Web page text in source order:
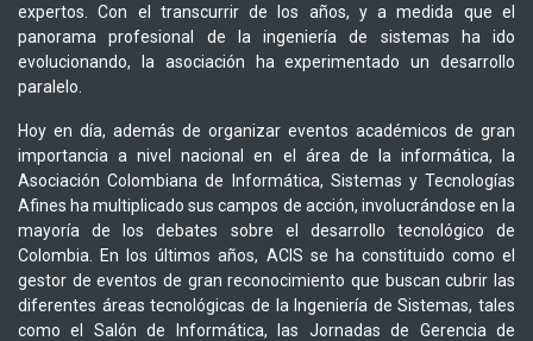
expertos. Con el transcurrir de los años, y a medida que el
panorama profesional de la ingeniería de sistemas ha ido
evolucionando, la asociación ha experimentado un desarrollo
paralelo.
Hoy en día, además de organizar eventos académicos de gran
importancia a nivel nacional en el área de la informática, la
Asociación Colombiana de Informática, Sistemas y Tecnologías
Afines ha multiplicado sus campos de acción, involucrándose en la
mayoría de los debates sobre el desarrollo tecnológico de
Colombia. En los últimos años, ACIS se ha constituido como el
gestor de eventos de gran reconocimiento que buscan cubrir las
diferentes áreas tecnológicas de la Ingeniería de Sistemas, tales
como el Salón de Informática, las Jornadas de Gerencia de